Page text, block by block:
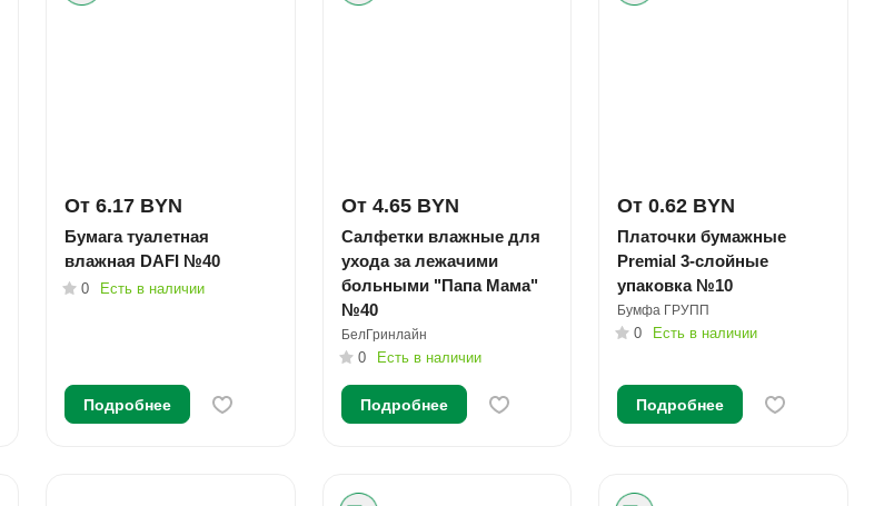
От 6.17 BYN
Бумага туалетная
влажная DAFI №40
0 Есть в наличии
Подробнее
От 4.65 BYN
Салфетки влажные для
ухода за лежачими
больными "Папа Мама"
№40
БелГринлайн
0 Есть в наличии
Подробнее
От 0.62 BYN
Платочки бумажные
Premial 3-слойные
упаковка №10
Бумфа ГРУПП
0 Есть в наличии
Подробнее